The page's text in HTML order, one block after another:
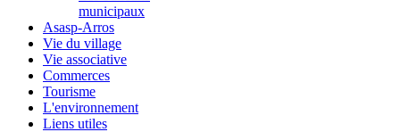
municipaux
Asasp-Arros
Vie du village
Vie associative
Commerces
Tourisme
L'environnement
Liens utiles